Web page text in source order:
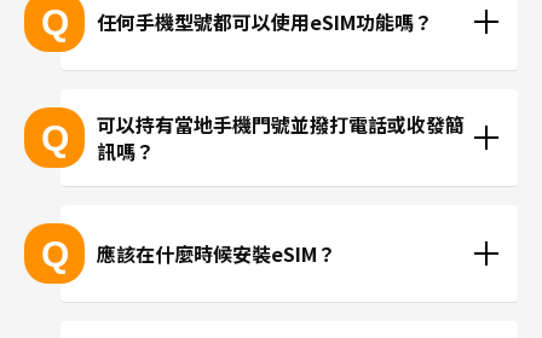
Q 任何手機型號都可以使用eSIM功能嗎？
※產品推陳出新，可能無法列出所有最新的型號。
※無法透過個別的查詢確認您的設備是否支援eSIM功
能。
Q
可以持有當地手機門號並撥打電話或收發簡
訊嗎？
LINE或Instagram等使用網路連線進行通話。
Q 應該在什麼時候安裝eSIM？